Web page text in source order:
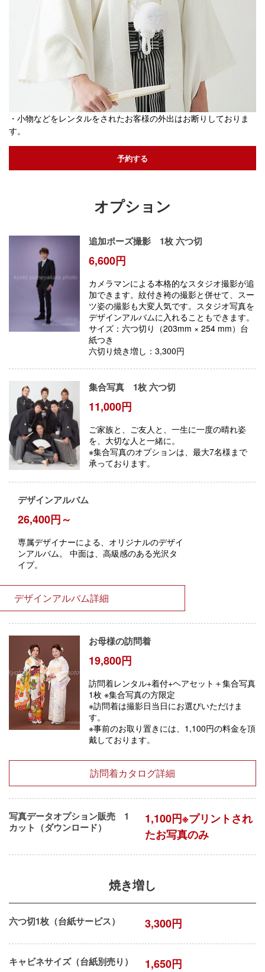
・小物などをレンタルをされたお客様の外出はお断りしておりま
す。​
予約する
オプション
追加ポーズ撮影 1枚 六つ切
6,600円
カメラマンによる本格的なスタジオ撮影が追
加できます。紋付き袴の撮影と併せて、スー
ツ姿の撮影も大変人気です。スタジオ写真を
デザインアルバムに入れることもできます。
サイズ：六つ切り（203mm × 254 mm）台
紙つき
六切り焼き増し：3,300円
集合写真 1枚 六つ切
11,000円
ご家族と、ご友人と、一生に一度の晴れ姿
を、大切な人と一緒に。
※集合写真のオプションは、最大7名様まで
承っております。
デザインアルバム
26,400円～
専属デザイナーによる、オリジナルのデザイ
ンアルバム。 中面は、高級感のある光沢タ
イプ。​
デザインアルバム詳細
お母様の訪問着
19,800円
訪問着レンタル+着付+ヘアセット＋集合写真
1枚 ※集合写真の方限定
※訪問着は撮影日当日にお選びいただけま
す。
※事前のお取り置きには、1,100円の料金を頂
戴しております。
訪問着カタログ詳細
写真データオプション販売 1
カット（ダウンロード）
1,100円※プリントされ
たお写真のみ
焼き増し
六つ切1枚（台紙サービス） 3,300円
キャビネサイズ（台紙別売り） 1,650円